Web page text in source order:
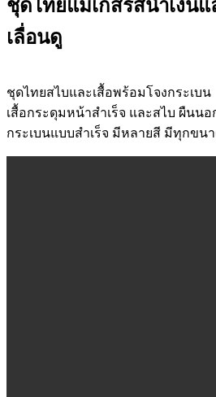
ชุดไทยแม่เกสรสีน้ำเงิน
เลื่อนดู
ชุดไทยสไบและเสื้อพร้อมโจงกระเบน
เสื้อกระดุมหน้าสำเร็จ และสไบ ผืนน
กระเบนแบบสำเร็จ มีหลายสี มีทุกขน